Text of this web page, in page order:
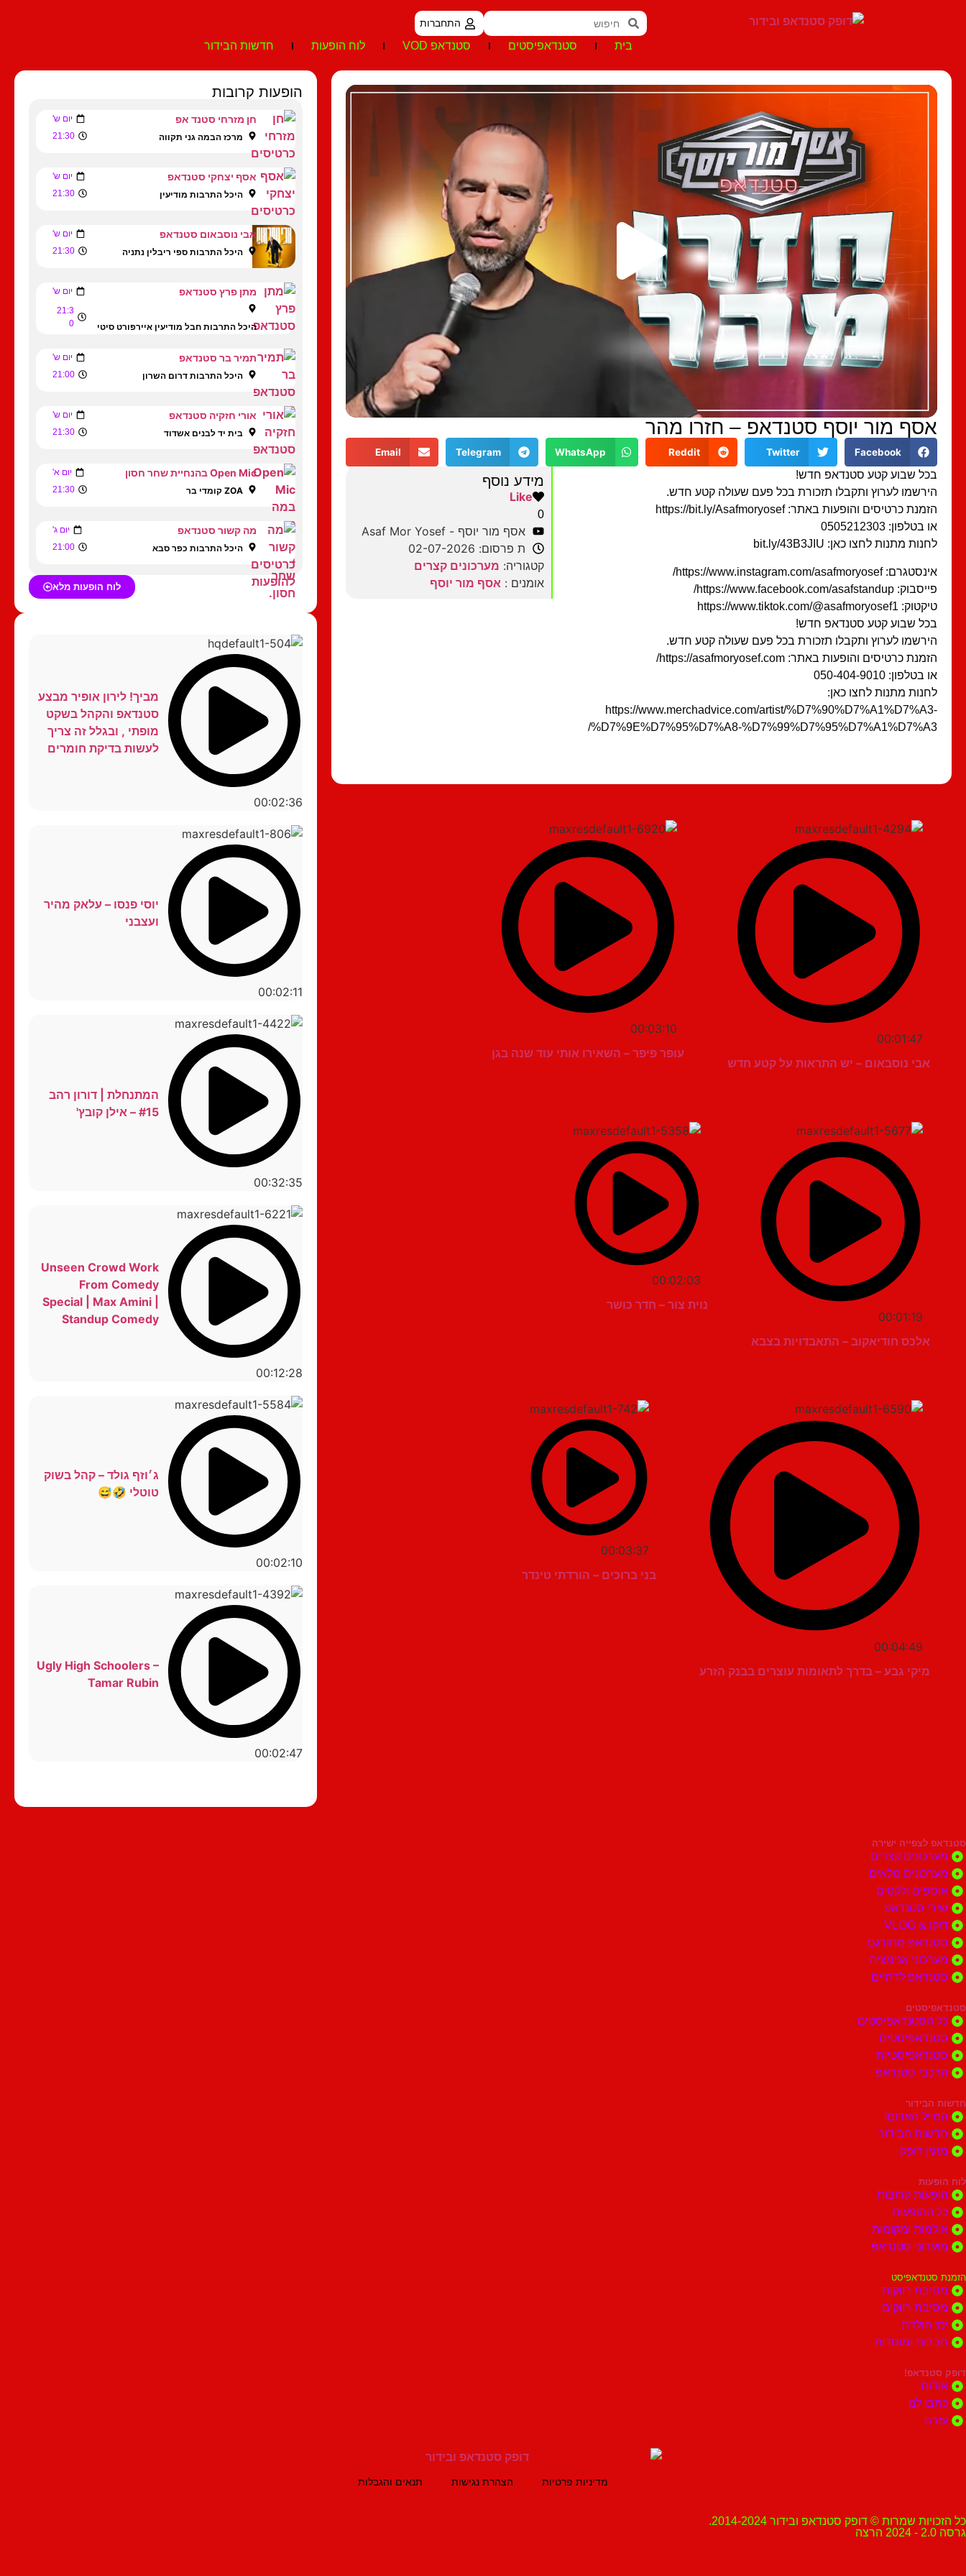
התחברות
בית סטנדאפיסטים סטנדאפ VOD לוח הופעות חדשות הבידור
אסף מור יוסף סטנדאפ – חזרו מהר
Facebook
Twitter
Reddit
WhatsApp
Telegram
Email
בכל שבוע קטע סטנדאפ חדש!
הירשמו לערוץ ותקבלו תזכורת בכל פעם שעולה קטע חדש.
הזמנת כרטיסים והופעות באתר: https://bit.ly/Asafmoryosef
או בטלפון: 0505212303
לחנות מתנות לחצו כאן: bit.ly/43B3JIU
אינסטגרם: https://www.instagram.com/asafmoryosef/
פייסבוק: https://www.facebook.com/asafstandup/
טיקטוק: https://www.tiktok.com/@asafmoryosef1
בכל שבוע קטע סטנדאפ חדש!
הירשמו לערוץ ותקבלו תזכורת בכל פעם שעולה קטע חדש.
הזמנת כרטיסים והופעות באתר: https://asafmoryosef.com/
או בטלפון: 050-404-9010
לחנות מתנות לחצו כאן:
https://www.merchadvice.com/artist/%D7%90%D7%A1%D7%A3-
%D7%9E%D7%95%D7%A8-%D7%99%D7%95%D7%A1%D7%A3/
מידע נוסף
Like
0
אסף מור יוסף - Asaf Mor Yosef
ת פרסום: 02-07-2026
קטגוריה: מערכונים קצרים
אומנים : אסף מור יוסף
00:01:47
אבי נוסבאום – יש התראות על קטע חדש
00:03:10
עופר פיפר – השאירו אותי עוד שנה בגן
00:01:19
אלכס חודיאקוב – התאבדויות בצבא
00:02:03
נוית צור – חדר כושר
00:04:49
מיקי גבע – בדרך לתאומות עוצרים בבנק הזרע
00:03:37
בני ברוכים – הורדתי טינדר
הופעות קרובות
חן מזרחי סטנד אפ יום ש'
מרכז הבמה גני תקווה 21:30
אסף יצחקי סטנדאפ יום ש'
היכל התרבות מודיעין 21:30
אבי נוסבאום סטנדאפ יום ש'
היכל התרבות ספי ריבלין נתניה 21:30
מתן פרץ סטנדאפ יום ש'
היכל התרבות חבל מודיעין איירפורט סיטי
21:3
0
תמיר בר סטנדאפ יום ש'
היכל התרבות דרום השרון 21:00
אורי חזקיה סטנדאפ יום ש'
בית יד לבנים אשדוד 21:30
Open Mic בהנחיית שחר חסון יום א'
ZOA קומדי בר 21:30
מה קשור סטנדאפ יום ג'
היכל התרבות כפר סבא 21:00
לוח הופעות מלא
00:02:36
מביך! לירון אופיר מבצע
סטנדאפ והקהל בשקט
מופתי , ובגלל זה צריך
לעשות בדיקת חומרים
00:02:11
יוסי פנסו – עלאק מהיר
ועצבני
00:32:35
המתנחלת | דורון רהב
#15 – אילן קובץ'
00:12:28
Unseen Crowd Work
From Comedy
Special | Max Amini |
Standup Comedy
00:02:10
ג׳וזף גולד – קהל בשוק
טוטלי 🤣😅
00:02:47
Ugly High Schoolers –
Tamar Rubin
סטנדאפ לצפייה ישירה
מערכונים קצרים
מערכונים מלאים
אוספים ולקטים
שירי סטנדאפ
דוקו & VLOG
סטנדאפ מתורגם
מערכוני אנימציה
סטנדאפ לדתיים
סטנדאפיסטים
כל הסטנדאפיסטים
סטנדאפיסטים
סטנדאפיסטיות
הרכבי סטנדאפ
חדשות הבידור
המייל האדום!
חדשות הבידור
מזגין דופק
לוח הופעות
הופעות קרובות
כל ההופעות
אולמות ומקומות
מועדוני סטנדאפ
הזמנת סטנדאפיסט
מסיבת רווקות
מסיבת רווקים
ימי הולדת
חברות ומוסדות
דופק סטנדאפ!
אודות
כתבו לנו
עזרה
מדיניות פרטיות הצהרת נגישות תנאים והגבלות
כל הזכויות שמרות © דופק סטנדאפ ובידור 2014-2024.
גרסה 2.0 - 2024 הרצה